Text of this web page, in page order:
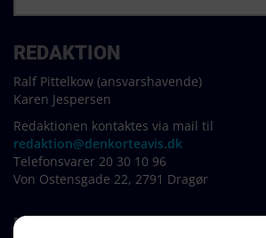
REDAKTION
Ralf Pittelkow (ansvarshavende)
Karen Jespersen
Redaktionen kontaktes via mail til
redaktion@denkorteavis.dk
Telefonsvarer 20 30 10 96
Von Ostensgade 22, 2791 Dragør
LINKS